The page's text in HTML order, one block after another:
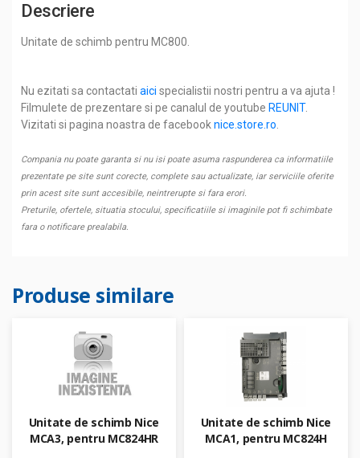
Descriere
Unitate de schimb pentru MC800.
Nu ezitati sa contactati aici specialistii nostri pentru a va ajuta !
Filmulete de prezentare si pe canalul de youtube REUNIT.
Vizitati si pagina noastra de facebooknice.store.ro
Compania nu poate garanta si nu isi poate asuma raspunderea ca informatiile
prezentate pe site sunt corecte, complete sau actualizate, iar serviciile oferite
prin acest site sunt accesibile, neintrerupte si fara erori.
Preturile, ofertele, situatia stocului, specificatiile si imaginile pot fi schimbate
fara o notificare prealabila.
Produse similare
Unitate de schimb Nice
MCA3, pentru MC824HR
Unitate de schimb Nice
MCA1, pentru MC824H